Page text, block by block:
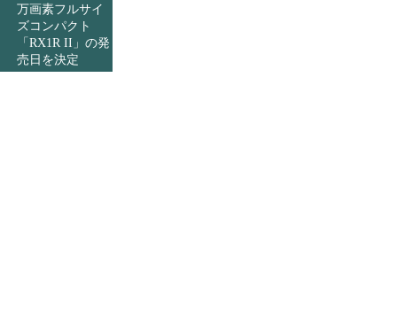
万画素フルサイ
ズコンパクト
「RX1R II」の発
売日を決定